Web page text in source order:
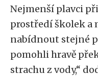
Nejmenší plavci
prostředí školek a
nabídnout stejné
pomohli hravě
strachu z vody,“